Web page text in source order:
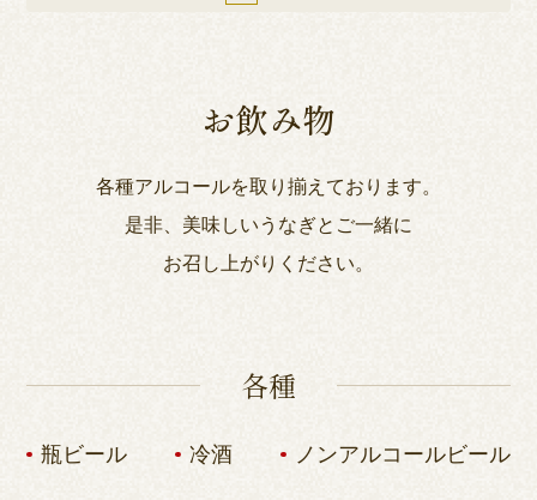
お飲み物
各種アルコールを取り揃えております。
是非、美味しいうなぎとご一緒に
お召し上がりください。
各種
瓶ビール 冷酒 ノンアルコールビール